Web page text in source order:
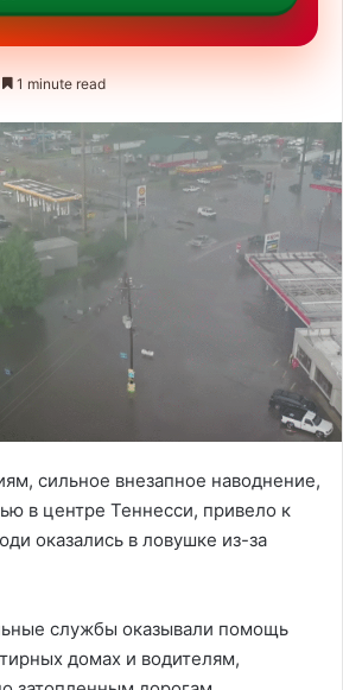
1 minute read
сильное внезапное наводнение,
в центре Теннесси, привело к
оказались в ловушке из-за
службы оказывали помощь
домах и водителям,